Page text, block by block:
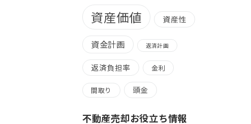
資産価値 資産性
資金計画 返済計画
返済負担率 金利
間取り 頭金
不動産売却お役立ち情報